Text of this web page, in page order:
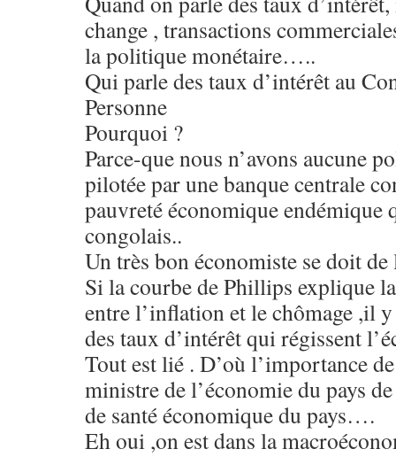
change , transactions
la politique monétaire…..
Qui parle des taux d’intérêt au
Personne
Pourquoi ?
Parce-que nous n’avons aucune
pilotée par une banque centrale
pauvreté économique endémique
congolais..
Un très bon économiste se doit
Si la courbe de Phillips explique
entre l’inflation et le chômage ,il
des taux d’intérêt qui régissent
Tout est lié . D’où l’importance
ministre de l’économie du pays
de santé économique du pays….
Eh oui ,on est dans la